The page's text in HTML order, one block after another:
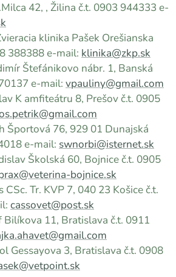
42, , Žilina č.t. 0903 944333 e-
klinika Pašek Orešianska
388388 e-mail: klinika@zkp.sk
Štefánikovo nábr. 1, Banská
e-mail: vpauliny@gmail.com
K amfiteátru 8, Prešov č.t. 0905
Športová 76, 929 01 Dunajská
e-mail: swnorbi@isternet.sk
Školská 60, Bojnice č.t. 0905
bojnice.sk
Tr. KVP 7, 040 23 Košice č.t.
cassovet@post.sk
Bilíkova 11, Bratislava č.t. 0911
Gessayova 3, Bratislava č.t. 0908